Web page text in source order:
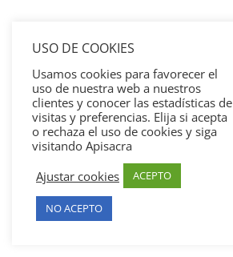
USO DE COOKIES
Usamos cookies para favorecer el
uso de nuestra web a nuestros
clientes y conocer las estadísticas de
visitas y preferencias. Elija si acepta
o rechaza el uso de cookies y siga
visitando Apisacra
Ajustar cookies
ACEPTO
NO ACEPTO